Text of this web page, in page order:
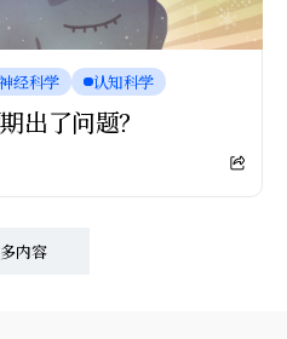
神经科学 认知科学
出了问题？
内容